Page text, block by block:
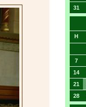
31
H
7
14
21
28